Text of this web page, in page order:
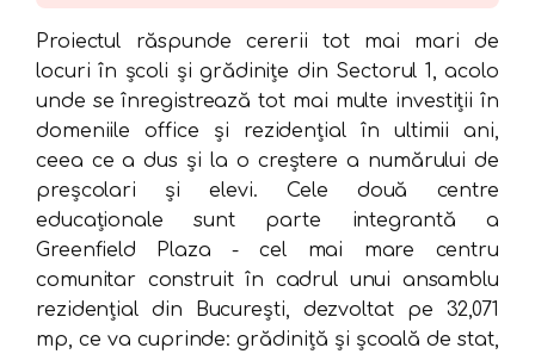
Proiectul răspunde cererii tot mai mari de
locuri în școli și grădinițe din Sectorul 1, acolo
unde se înregistrează tot mai multe investiții în
domeniile office și rezidențial în ultimii ani,
ceea ce a dus și la o creștere a numărului de
preșcolari și elevi. Cele două centre
educaționale sunt parte integrantă a
Greenfield Plaza - cel mai mare centru
comunitar construit în cadrul unui ansamblu
rezidențial din București, dezvoltat pe 32,071
mp, ce va cuprinde: grădiniță și școală de stat,